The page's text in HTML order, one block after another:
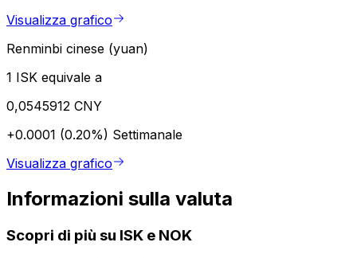
Visualizza grafico
Renminbi cinese (yuan)
1 ISK equivale a
0,0545912 CNY
+0.0001 (0.20%) Settimanale
Visualizza grafico
Informazioni sulla valuta
Scopri di più su ISK e NOK